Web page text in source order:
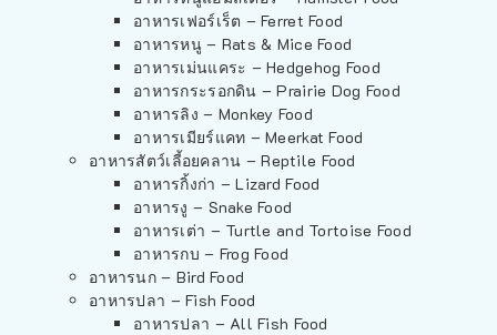
อาหารเฟอร์เร็ต – Ferret Food
อาหารหนู – Rats & Mice Food
อาหารเม่นแคระ – Hedgehog Food
อาหารกระรอกดิน – Prairie Dog Food
อาหารลิง – Monkey Food
อาหารเมียร์แคท – Meerkat Food
อาหารสัตว์เลี้อยคลาน – Reptile Food
อาหารกิ้งก่า – Lizard Food
อาหารงู – Snake Food
อาหารเต่า – Turtle and Tortoise Food
อาหารกบ – Frog Food
อาหารนก – Bird Food
อาหารปลา – Fish Food
อาหารปลา – All Fish Food